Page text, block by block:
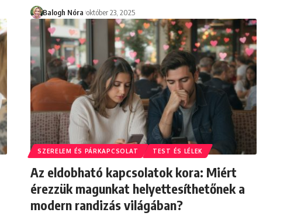
Balogh Nóra október 23, 2025
SZERELEM ÉS PÁRKAPCSOLAT TEST ÉS LÉLEK
Az eldobható kapcsolatok kora: Miért
érezzük magunkat helyettesíthetőnek a
modern randizás világában?